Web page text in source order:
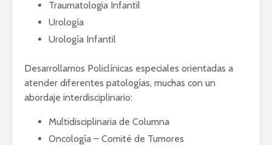
Traumatologia Infantil
Urología
Urología Infantil
Desarrollamos Policlínicas especiales orientadas a
atender diferentes patologías, muchas con un
abordaje interdisciplinario:
Multidisciplinaria de Columna
Oncología – Comité de Tumores